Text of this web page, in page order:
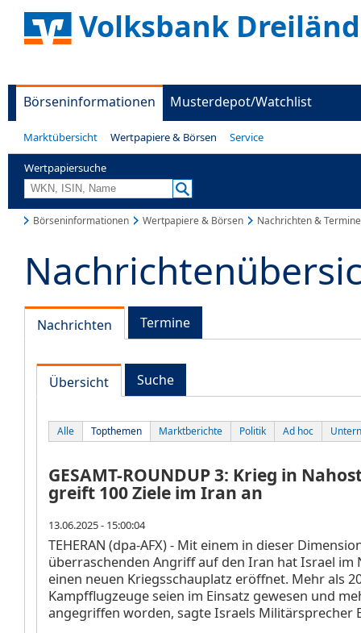
Volksbank
Börseninformationen Musterdepot/Watchlist
Marktübersicht Wertpapiere & Börsen Service
Wertpapiersuche
Börseninformationen Wertpapiere & Börsen Nachrichten & Termine
Nachrichten Termine
Übersicht Suche
Alle Topthemen Marktberichte Politik Ad hoc
GESAMT-ROUNDUP 3: Krieg in
greift 100 Ziele im Iran an
13.06.2025 - 15:00:04
TEHERAN (dpa-AFX) - Mit einem in dieser
überraschenden Angriff auf den Iran hat Israel im
einen neuen Kriegsschauplatz eröffnet. Mehr als
Kampfflugzeuge seien im Einsatz gewesen und
angegriffen worden, sagte Israels Militärsprecher